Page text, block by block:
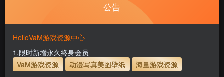
公告
HelloVaM游戏资源中心
1.限时新增永久终身会员
VaM游戏资源
动漫写真美图壁纸
海量游戏资源